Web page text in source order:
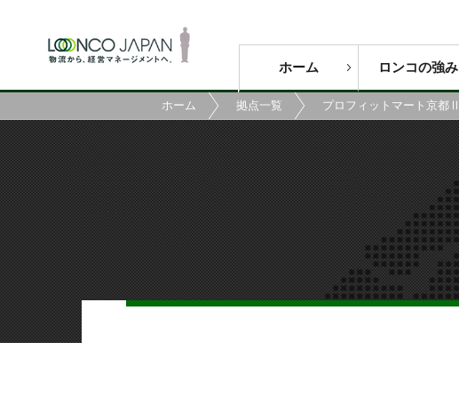
ホーム ロンコの強み
ホーム 拠点一覧 プロフィットマート京都Ⅱ